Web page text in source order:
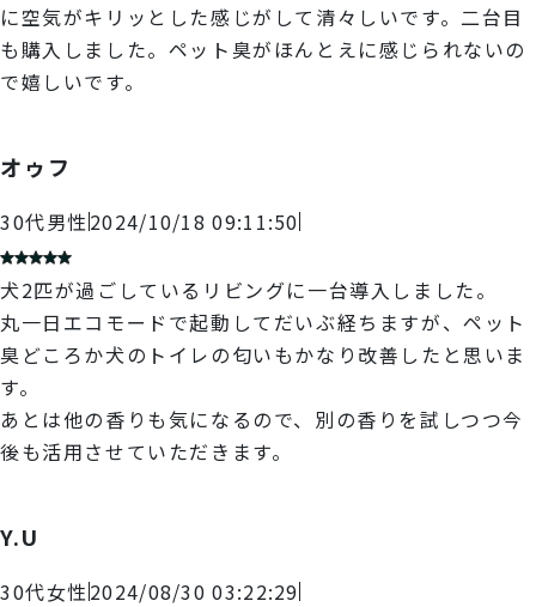
に空気がキリッとした感じがして清々しいです。二台目
も購入しました。ペット臭がほんとえに感じられないの
で嬉しいです。
オゥフ
30代男性2024/10/18 09:11:50
犬2匹が過ごしているリビングに一台導入しました。
丸一日エコモードで起動してだいぶ経ちますが、ペット
臭どころか犬のトイレの匂いもかなり改善したと思いま
す。
あとは他の香りも気になるので、別の香りを試しつつ今
後も活用させていただきます。
Y.U
30代女性2024/08/30 03:22:29